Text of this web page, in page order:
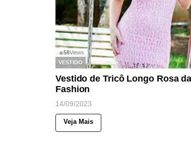
◉58Views
VESTIDO
Vestido de Tricô Longo Rosa
Fashion
14/09/2023
Veja Mais